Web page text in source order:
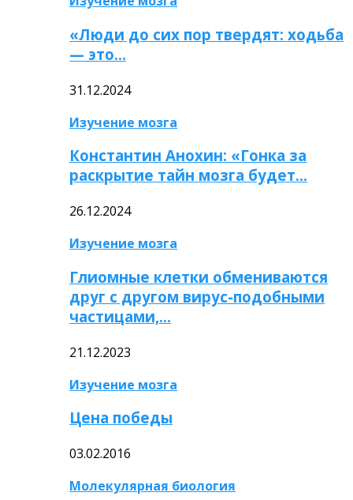
«Люди до сих пор твердят: ходьба
— это…
31.12.2024
Изучение мозга
Константин Анохин: «Гонка за
раскрытие тайн мозга будет…
26.12.2024
Изучение мозга
Глиомные клетки обмениваются
друг с другом вирус-подобными
частицами,…
21.12.2023
Изучение мозга
Цена победы
03.02.2016
Молекулярная биология